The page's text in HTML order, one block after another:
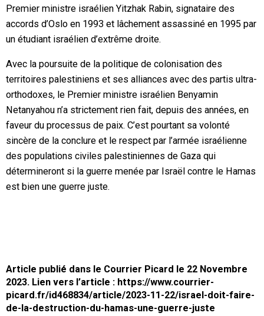
Premier ministre israélien Yitzhak Rabin, signataire des
accords d’Oslo en 1993 et lâchement assassiné en 1995 par
un étudiant israélien d’extrême droite.
Avec la poursuite de la politique de colonisation des
territoires palestiniens et ses alliances avec des partis ultra-
orthodoxes, le Premier ministre israélien Benyamin
Netanyahou n’a strictement rien fait, depuis des années, en
faveur du processus de paix. C’est pourtant sa volonté
sincère de la conclure et le respect par l’armée israélienne
des populations civiles palestiniennes de Gaza qui
détermineront si la guerre menée par Israël contre le Hamas
est bien une guerre juste.
Article publié dans le Courrier Picard le 22 Novembre
2023. Lien vers l’article : https://www.courrier-
picard.fr/id468834/article/2023-11-22/israel-doit-faire-
de-la-destruction-du-hamas-une-guerre-juste